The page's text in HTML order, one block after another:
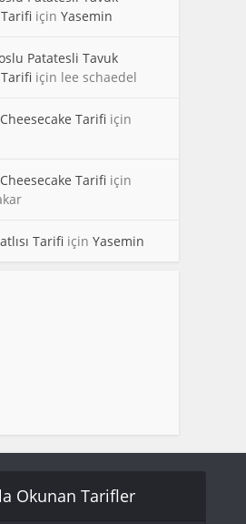
için Yasemin
Patatesli Tavuk
için lee schaedel
Tarifi için
Tarifi için
Tarifi için Yasemin
Okunan Tarifler